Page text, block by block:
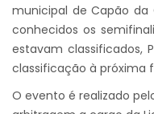
municipal de Capão da
conhecidos os
estavam classificados,
classificação à próxima
O evento é realizado